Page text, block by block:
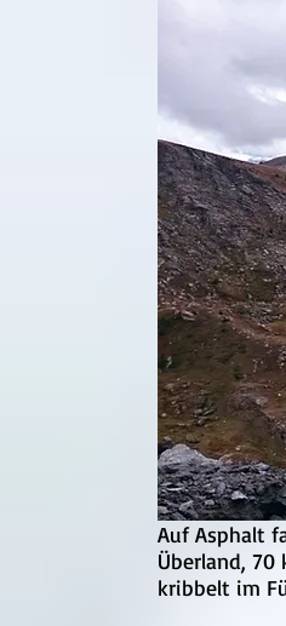
Auf Asphalt
Überland,
kribbelt im